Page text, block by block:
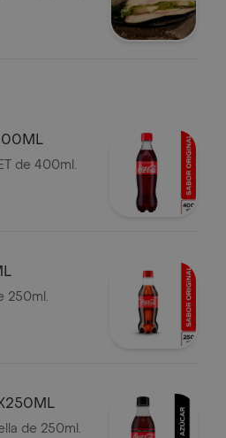
de 400ml.
250ml.
de 250ml.